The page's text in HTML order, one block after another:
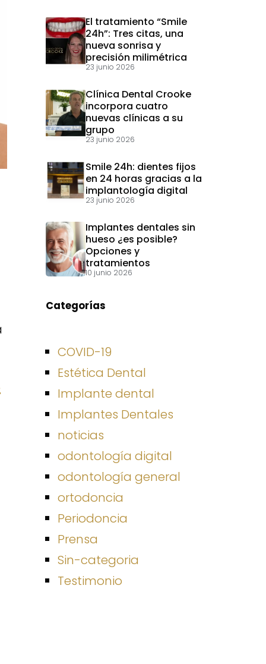
El tratamiento “Smile
24h”: Tres citas, una
nueva sonrisa y
precisión milimétrica
23 junio 2026
Clínica Dental Crooke
incorpora cuatro
nuevas clínicas a su
grupo
23 junio 2026
Smile 24h: dientes fijos
en 24 horas gracias a la
implantología digital
23 junio 2026
Implantes dentales sin
hueso ¿es posible?
Opciones y
tratamientos
10 junio 2026
Categorías
COVID-19
Estética Dental
Implante dental
Implantes Dentales
noticias
odontología digital
odontología general
ortodoncia
Periodoncia
Prensa
Sin-categoria
Testimonio